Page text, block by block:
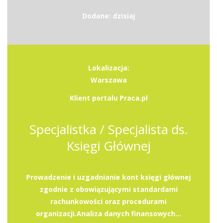
Dodane: dzisiaj
Lokalizacja:
Warszawa
Klient portalu Praca.pl
Specjalistka / Specjalista ds.
Księgi Głównej
Prowadzenie i uzgadnianie kont księgi głównej
zgodnie z obowiązującymi standardami
rachunkowości oraz procedurami
organizacji.Analiza danych finansowych...